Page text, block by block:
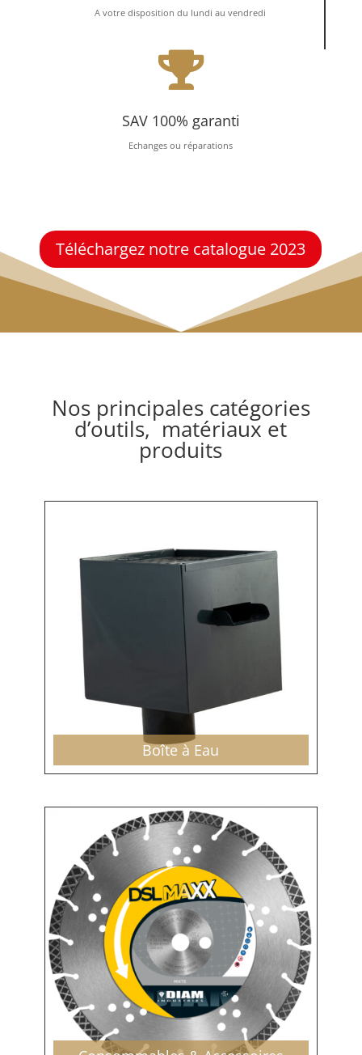
A votre disposition du lundi au vendredi

SAV 100% garanti
Echanges ou réparations
Téléchargez notre catalogue 2023
Nos principales catégories
d’outils, matériaux et
produits
Boîte à Eau